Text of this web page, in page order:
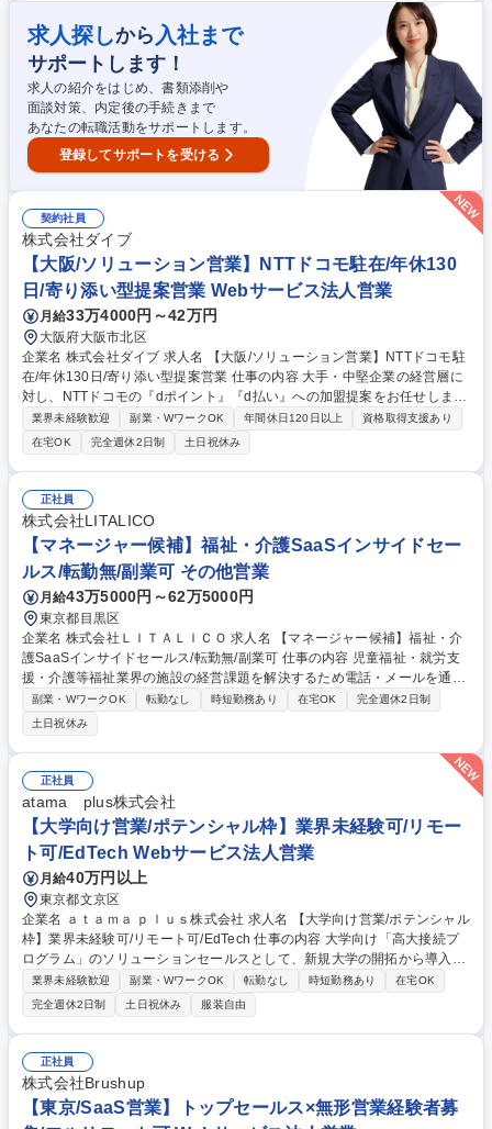
け転職支援)：美容師を中心とした求職者と美容サロンのマッチングサポ
ート／KPI進捗管理／CRM業務 希望条件のヒアリングから面接・職場見学
の日程調整、入社まで求職者様をサポートし、成約数を積み上げていくこ
とが主なミッションです。 ■将来的にお任せしたい業務：事業計画、事業
戦略の策定と実行／組織マネジメント／業務オペレーション構築、改善／
施策提案、実行／データ収集、分析 募集職種 営業未経験OK【カスタマー
サクセス】美容業界No.1Tech企業を目指す/在宅相談可
求人探しから 入社まで
サポートします！
求人の紹介をはじめ、書類添削や
面談対策、内定後の手続きまで
あなたの転職活動をサポートします。
登録してサポートを受ける
契約社員
株式会社ダイブ
【大阪/ソリューション営業】NTTドコモ駐在/年休130
日/寄り添い型提案営業 Webサービス法人営業
月給33万4000円～42万円
大阪府大阪市北区
企業名 株式会社ダイブ 求人名 【大阪/ソリューション営業】NTTドコモ駐
在/年休130日/寄り添い型提案営業 仕事の内容 大手・中堅企業の経営層に
対し、NTTドコモの『dポイント』『d払い』への加盟提案をお任せしま
す。NTTドコモのパートナーとして営業していただくのでアプローチもス
ムーズ◎将来的には正社員も目指せます！ 【業務概要】『dポイント』
『d払い』加盟を提案するソリューション営業 ■新規開拓：経営幹部層へ
加盟による課題解決を提案する ■導入・拡大：契約後の手配調整やサービ
ス導入後の各種販促企画等 【営業形態】■適性によりアサインできる部署
へ配属 ■ノルマはございませんが、目標はあり ■ただ営業するのではな
く、ヒアリングを通しお客様の求めるものを提案営業 募集職種 【大阪/ソ
リューション営業】NTTドコモ駐在/年休130日/寄り添い型提案営業
業界未経験歓迎 副業・WワークOK 年間休日120日以上
資格取得支援あり
在宅OK
完全週休2日制 土日祝休み
正社員
株式会社LITALICO
【マネージャー候補】福祉・介護SaaSインサイドセー
ルス/転勤無/副業可 その他営業
月給43万5000円～62万5000円
東京都目黒区
企業名 株式会社ＬＩＴＡＬＩＣＯ 求人名 【マネージャー候補】福祉・介
護SaaSインサイドセールス/転勤無/副業可 仕事の内容 児童福祉・就労支
援・介護等福祉業界の施設の経営課題を解決するため電話・メールを通じ
て自社開発のソフトやメディア提案をお任せ。実績やキャリアのご志向に
あわせて、早ければ入社半年で管理職も実現可能。 【詳細】■興味を持っ
ていただいた施設へお電話やメールでアプローチして商談の機会を作りま
す。■コンタクト終了した顧客に対し再度有効化するためのリサイクルプ
ロセス・商談機会の創出■個々の施設の困りごとを丁寧に聞き、最適なIT
サービスを組み合わせた解決策を案内する、コンサルティング要素のある
営業です。※マーケティング部署と協業した企画設計や部門間連携による
プロジェクト等に関わることもあります。 募集職種 【マネージャー候
補】福祉・介護SaaSインサイドセールス/転勤無/副業可
副業・WワークOK 転勤なし 時短勤務あり 在宅OK
完全週休2日制
土日祝休み
正社員
atama plus株式会社
【大学向け営業/ポテンシャル枠】業界未経験可/リモー
ト可/EdTech Webサービス法人営業
月給40万円以上
東京都文京区
企業名 ａｔａｍａ ｐｌｕｓ株式会社 求人名 【大学向け営業/ポテンシャル
枠】業界未経験可/リモート可/EdTech 仕事の内容 大学向け「高大接続プ
ログラム」のソリューションセールスとして、新規大学の開拓から導入提
案、既存大学への拡大提案までを担っていただきます。 ・全国の大学への
新規アプローチ、接点づくり ・担当者～決裁者レイヤーとの関係構築 ・
顧客ヒアリングを通じた大学の課題構造の整理 ・大学入試改革・入学前教
育に関するソリューション提案 ・既存導入大学への追加提案や学部展開の
提案 ・大学向けセミナーの企画・登壇など、認知拡大施策の推進 など 募
集職種 【大学向け営業/ポテンシャル枠】業界未経験可/リモート可/EdTec
業界未経験歓迎 副業・WワークOK 転勤なし 時短勤務あり
在宅OK
完全週休2日制
土日祝休み 服装自由
正社員
株式会社Brushup
【東京/SaaS営業】トップセールス×無形営業経験者募